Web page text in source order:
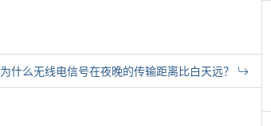
为什么无线电信号在夜晚的传输距离比白天远？